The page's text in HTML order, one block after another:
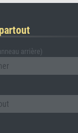
arrière)